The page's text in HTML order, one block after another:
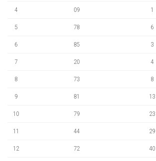
4 09 1
5 78 6
6 85 3
7 20 4
8 73 8
9 81 13
10 79 23
11 44 29
12 72 40